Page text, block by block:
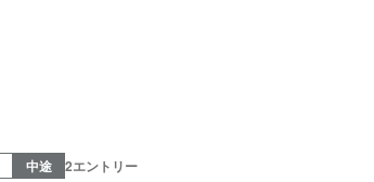
中途 2エントリー